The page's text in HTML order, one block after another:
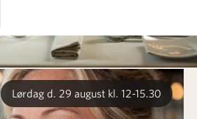
Lørdag d. 29 august kl. 12-15.30